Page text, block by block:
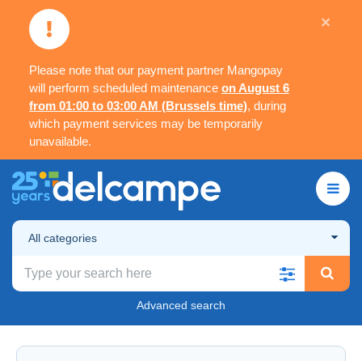
Please note that our payment partner Mangopay
will perform scheduled maintenance on August 6
from 01:00 to 03:00 AM (Brussels time), during
which payment services may be temporarily
unavailable.
×
All categories
Advanced search